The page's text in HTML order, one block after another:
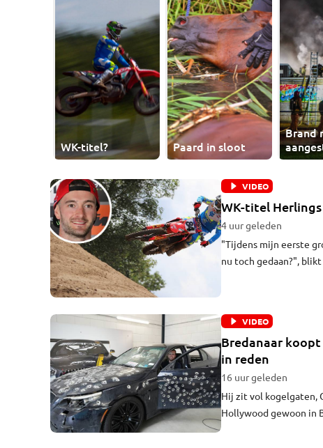
WK-titel? Paard in sloot
Brand
VIDEO
WK-titel
4 uur geleden
"Tijdens mijn eerste
nu toch gedaan?",
niet meer ontgaan.
VIDEO
Bredanaar
in reden
16 uur geleden
Hij zit vol kogelgaten,
Hollywood gewoon in